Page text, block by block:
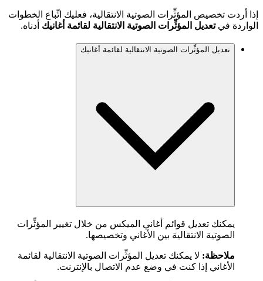
إذا أردت تخصيص المؤثِّرات الصوتية الانتقالية، فعليك اتِّباع الخطوات
الواردة فيتعديل المؤثِّرات الصوتية الانتقالية لقائمة أغانيك أدناه.
تعديل المؤثِّرات الصوتية الانتقالية لقائمة أغانيك
يمكنك تعديل قوائم أغاني الميكس من خلال تغيير المؤثِّرات
الصوتية الانتقالية بين الأغاني وتخصيصها.
ملاحظة: لا يمكنك تعديل المؤثِّرات الصوتية الانتقالية لقائمة
الأغاني إذا كنت في وضع عدم الاتصال بالإنترنت.